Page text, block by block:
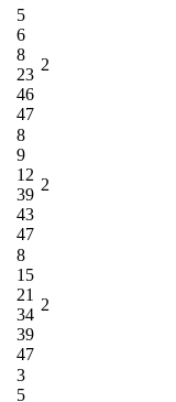
5
6
8
23
46
47
2
8
9
12
39
43
47
2
8
15
21
34
39
47
2
3
5